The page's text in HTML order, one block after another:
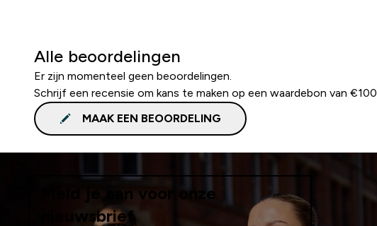
Alle beoordelingen
Er zijn momenteel geen beoordelingen.
Schrijf een recensie om kans te maken op een waardebon van €100.
MAAK EEN BEOORDELING
Meld je aan voor onze
nieuwsbrief